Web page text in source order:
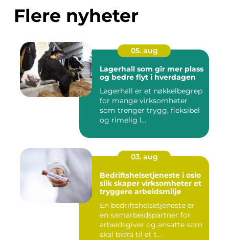
Flere nyheter
05. aug
Lagerhall som gir mer plass
og bedre flyt i hverdagen
Lagerhall er et nøkkelbegrep
for mange virksomheter
som trenger trygg, fleksibel
og rimelig l...
03. aug
Bedriftshelsetjeneste i oslo
slik skaper virksomheter et
tryggere arbeidsmiljø
En bedriftshelsetjeneste er
en samarbeidspartner for
arbeidsgiver og ansatte som
skal bidra til et t...